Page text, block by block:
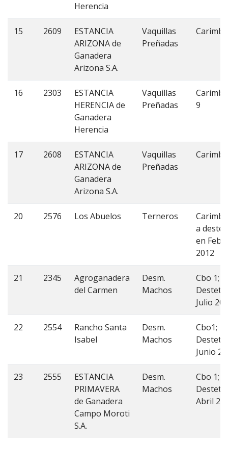
Herencia
15 2609
ESTANCIA
ARIZONA de
Ganadera
Arizona S.A.
Vaquillas
Preñadas
16 2303
ESTANCIA
HERENCIA de
Ganadera
Herencia
Vaquillas
Preñadas
9
17 2608
ESTANCIA
ARIZONA de
Ganadera
Arizona S.A.
Vaquillas
Preñadas
20 2576 Los Abuelos Terneros
a
en
2012
21 2345
Agroganadera
del Carmen
Desm.
Machos
Cbo 1;
Julio
22 2554
Rancho Santa
Isabel
Desm.
Machos
Cbo1;
Junio
23 2555
ESTANCIA
PRIMAVERA
de Ganadera
Campo Moroti
S.A.
Desm.
Machos
Cbo 1;
Abril